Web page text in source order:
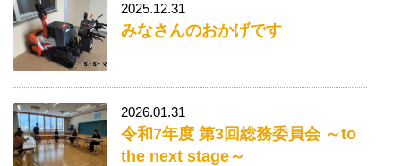
2025.12.31
みなさんのおかげです
2026.01.31
令和7年度 第3回総務委員会 ～to
the next stage～